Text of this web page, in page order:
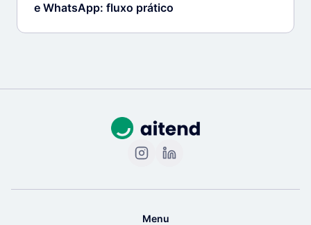
e WhatsApp: fluxo prático
Menu